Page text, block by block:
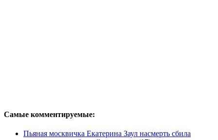
Самые комментируемые:
Пьяная москвичка Екатерина Заул насмерть сбила